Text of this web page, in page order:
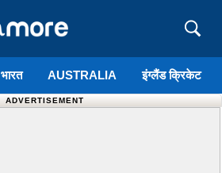
भारत AUSTRALIA इंग्लैंड क्रिकेट
ADVERTISEMENT